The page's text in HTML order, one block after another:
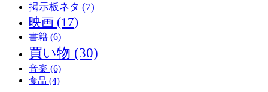
掲示板ネタ (7)
映画 (17)
書籍 (6)
買い物 (30)
音楽 (6)
食品 (4)